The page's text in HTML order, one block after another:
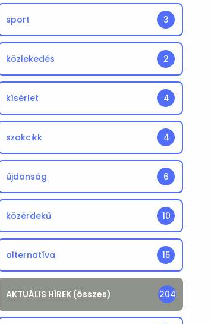
sport 3
közlekedés 2
kísérlet 4
szakcikk 4
újdonság 6
közérdekű 10
alternatíva 15
AKTUÁLIS HÍREK (összes) 204